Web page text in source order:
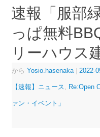
速報「服部
っぱ無料
リーハウス
から Yosio.hasenaka | 2022-
【速報】ニュース Re:Open
ァン・イベント」